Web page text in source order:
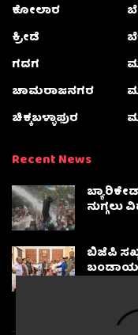
ಕೋಲಾರ
ಕ್ರೀಡೆ
ಗದಗ
ಚಾಮರಾಜನಗರ
ಚಿಕ್ಕಬಳ್ಳಾಫುರ
Recent News
ಬಿಜೆಪಿ
ಬಂಡಾಯ